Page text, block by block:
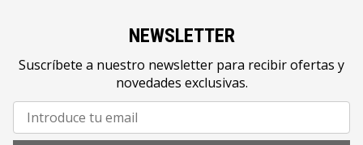
NEWSLETTER
Suscríbete a nuestro newsletter para recibir ofertas y
novedades exclusivas.